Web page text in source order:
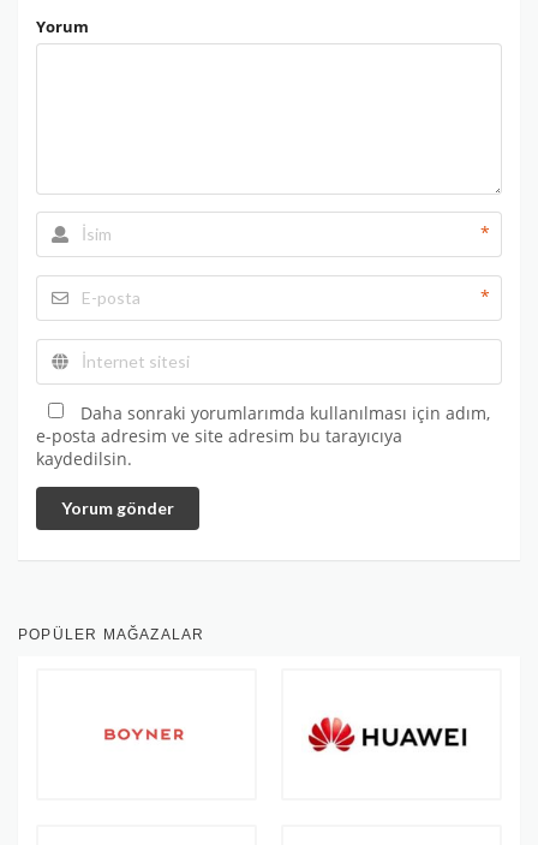
Yorum
*
*
Daha sonraki yorumlarımda kullanılması için adım,
e-posta adresim ve site adresim bu tarayıcıya
kaydedilsin.
Yorum gönder
POPÜLER MAĞAZALAR